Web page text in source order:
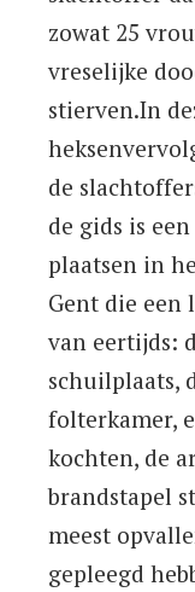
zowat 25
vreselijke
stierven.In
de
de gids is
plaatsen in
Gent die een
van eertijds:
schuilplaats,
folterkamer,
kochten, de
brandstapel
meest
gepleegd